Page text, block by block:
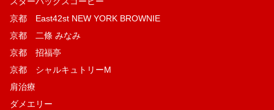
京都 East42st NEW YORK BROWNIE
京都 二條 みなみ
京都 招福亭
京都 シャルキュトリーM
肩治療
ダメエリー